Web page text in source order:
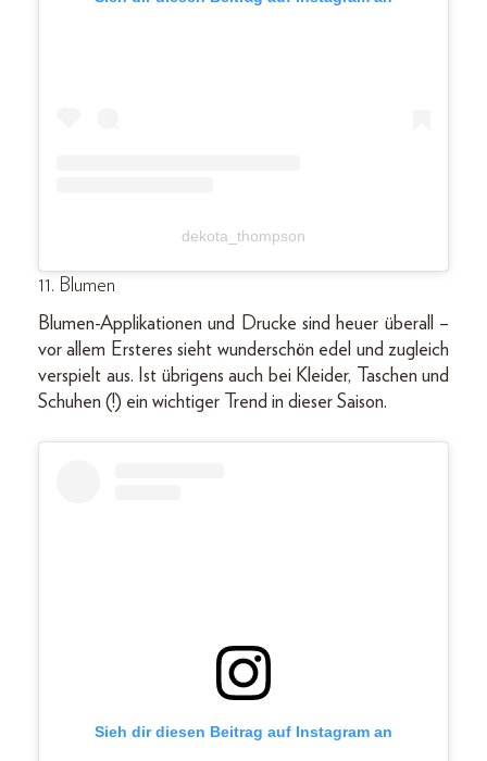
dekota_thompson
11. Blumen
Blumen-Applikationen und Drucke sind heuer überall –
vor allem Ersteres sieht wunderschön edel und zugleich
verspielt aus. Ist übrigens auch bei Kleider, Taschen und
Schuhen (!) ein wichtiger Trend in dieser Saison.
Sieh dir diesen Beitrag auf Instagram an